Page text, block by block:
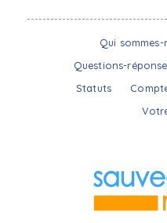
Qui sommes-
Questions-
Statuts